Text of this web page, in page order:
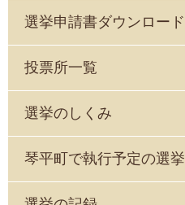
選挙申請書ダウンロード
投票所一覧
選挙のしくみ
琴平町で執行予定の選挙